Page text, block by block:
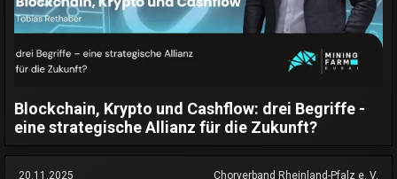
Blockchain, Krypto und Cashflow: drei Begriffe -
eine strategische Allianz für die Zukunft?
20.11.2025 Chorverband Rheinland-Pfalz e. V.